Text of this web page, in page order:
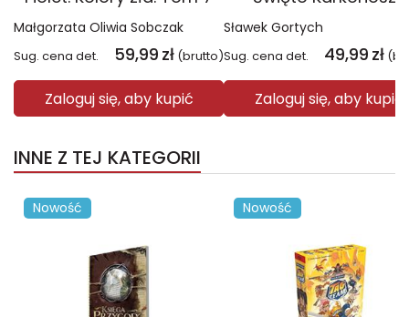
Małgorzata Oliwia Sobczak
Sug. cena det. 59,99 zł (brutto)
Zaloguj się, aby kupić
Sławek Gortych
Sug. cena det. 49,99 zł
Zaloguj się, aby kupić
INNE Z TEJ KATEGORII
Nowość Nowość